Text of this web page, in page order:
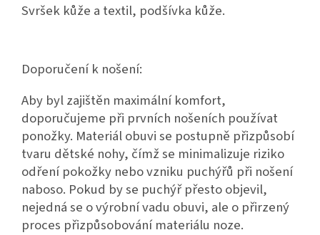
Svršek kůže a textil, podšívka kůže.
Doporučení k nošení:
Aby byl zajištěn maximální komfort,
doporučujeme při prvních nošeních používat
ponožky. Materiál obuvi se postupně přizpůsobí
tvaru dětské nohy, čímž se minimalizuje riziko
odření pokožky nebo vzniku puchýřů při nošení
naboso. Pokud by se puchýř přesto objevil,
nejedná se o výrobní vadu obuvi, ale o přirzený
proces přizpůsobování materiálu noze.